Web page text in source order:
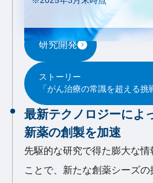
研究開発
ストーリー
「がん治療の常識を超える挑
最新テクノロジーによ
新薬の創製を加速
先駆的な研究で得た膨大な
ことで、新たな創薬シーズ